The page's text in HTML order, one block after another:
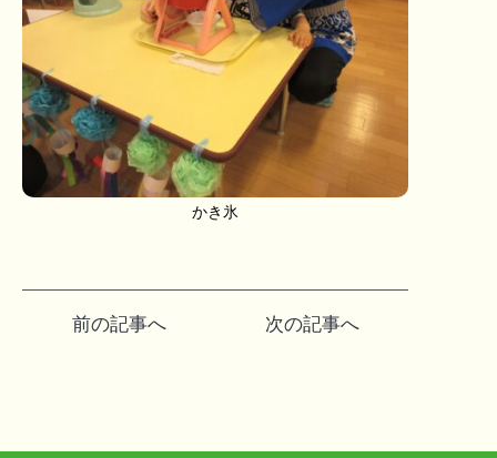
かき氷
前の記事へ 次の記事へ